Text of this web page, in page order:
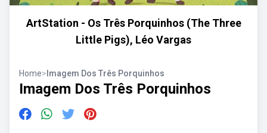
ArtStation - Os Três Porquinhos (The Three
Little Pigs), Léo Vargas
Home> Imagem Dos Três Porquinhos
Imagem Dos Três Porquinhos